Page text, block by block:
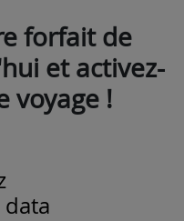
forfait de
et activez-
voyage !